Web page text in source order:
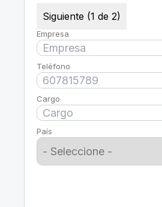
Siguiente (1 de 2)
Empresa
Teléfono
Cargo
País